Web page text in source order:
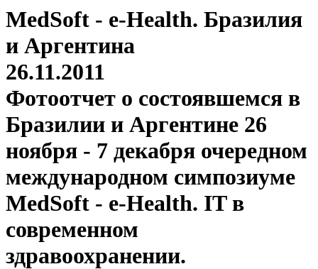
MedSoft - e-Health. Бразилия
и Аргентина
26.11.2011
Фотоотчет о состоявшемся в
Бразилии и Аргентине 26
ноября - 7 декабря очередном
международном симпозиуме
MedSoft - e-Health. IT в
современном
здравоохранении.